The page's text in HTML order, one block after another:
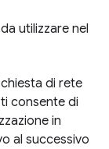
utilizzare nel
di rete
consente di
in
al successivo